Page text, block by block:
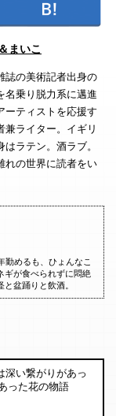
まいこ
誌の美術記者出身の
名乗り脱力系に邁進
ーティストを応援す
兼ライター。イギリ
ラテン。酒ラブ。
れの世界に読者をい
勤めるも、ひょんなこ
ギが食べられずに悶絶
盆踊りと飲酒。
深い繋がりがあっ
った花の物語